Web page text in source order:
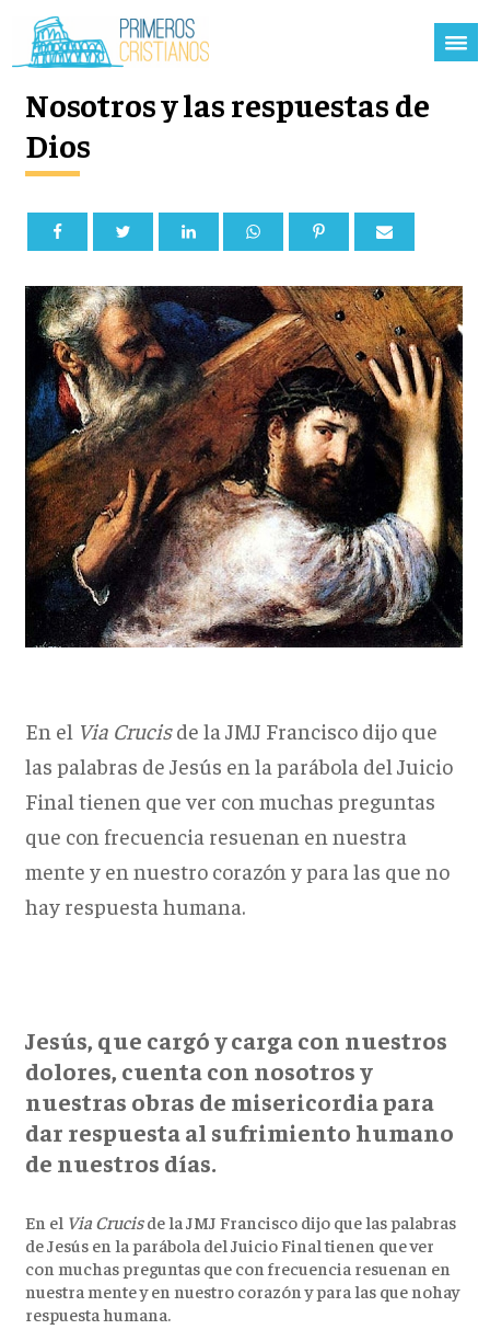
Nosotros y las respuestas de
Dios
En el Via Crucisde la JMJ Francisco dijo que
las palabras de Jesús en la parábola del Juicio
Final tienen que ver con muchas preguntas
que con frecuencia resuenan en nuestra
mente y en nuestro corazón y para las que no
hay respuesta humana.
Jesús, que cargó y carga con nuestros
dolores, cuenta con nosotros y
nuestras obras de misericordia para
dar respuesta al sufrimiento humano
de nuestros días.
En el Via Crucisde la JMJ Francisco dijo que las palabras
de Jesús en la parábola del Juicio Final tienen que ver
con muchas preguntas que con frecuencia resuenan en
nuestra mente y en nuestro corazón y para las que nohay
respuesta humana.